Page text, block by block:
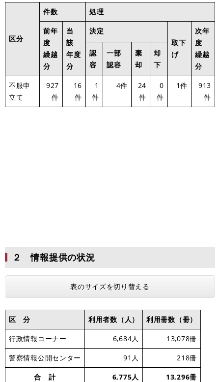
区分
件数 処理
前年
度
繰越
分
当
該
年度
分
決定
取下
げ
次年
度
繰越
分
認
容
一部
認容
棄
却
却
下
不服申
立て
927
件
16
件
1
件
4件
24
件
0
件
1件
913
件
２ 情報提供の状況
表のサイズを切り替える
区 分 利用者数（人） 利用冊数（冊）
行政情報コーナー 6,684人 13,078冊
警察情報公開センター 91人 218冊
合 計 6,775人 13,296冊